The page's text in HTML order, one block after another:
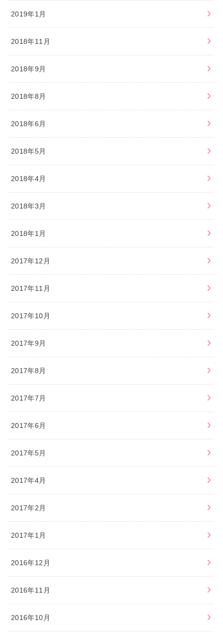
2019年1月
2018年11月
2018年9月
2018年8月
2018年6月
2018年5月
2018年4月
2018年3月
2018年1月
2017年12月
2017年11月
2017年10月
2017年9月
2017年8月
2017年7月
2017年6月
2017年5月
2017年4月
2017年2月
2017年1月
2016年12月
2016年11月
2016年10月